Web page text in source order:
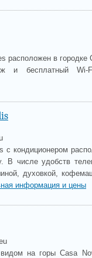
расположен в городке
и бесплатный Wi-
с кондиционером
числе удобств
духовкой,
информация и цены
на горы Casa